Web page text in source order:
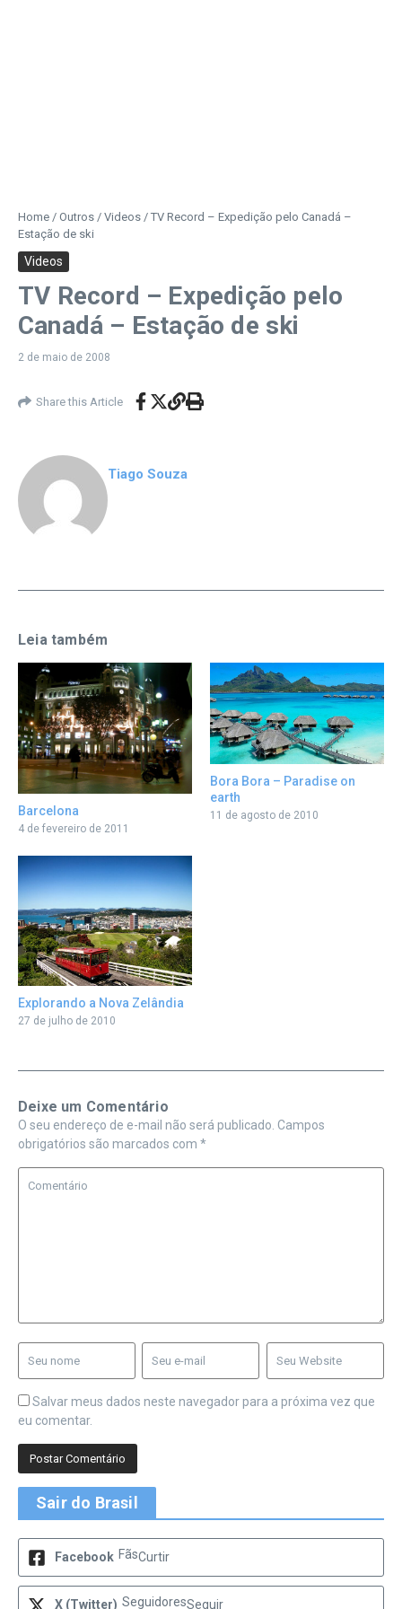
Home / Outros / Videos / TV Record – Expedição pelo Canadá –
Estação de ski
Videos
TV Record – Expedição pelo
Canadá – Estação de ski
2 de maio de 2008
Share this Article
Tiago Souza
Leia também
Barcelona
4 de fevereiro de 2011
Bora Bora – Paradise on
earth
11 de agosto de 2010
Explorando a Nova Zelândia
27 de julho de 2010
Deixe um Comentário
O seu endereço de e-mail não será publicado. Campos
obrigatórios são marcados com *
Salvar meus dados neste navegador para a próxima vez que
eu comentar.
Sair do Brasil
Facebook FãsCurtir
X (Twitter) SeguidoresSeguir